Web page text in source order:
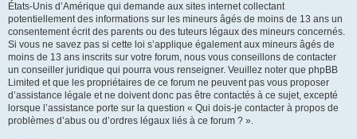
États-Unis d’Amérique qui demande aux sites internet collectant
potentiellement des informations sur les mineurs âgés de moins de 13 ans un
consentement écrit des parents ou des tuteurs légaux des mineurs concernés.
Si vous ne savez pas si cette loi s’applique également aux mineurs âgés de
moins de 13 ans inscrits sur votre forum, nous vous conseillons de contacter
un conseiller juridique qui pourra vous renseigner. Veuillez noter que phpBB
Limited et que les propriétaires de ce forum ne peuvent pas vous proposer
d’assistance légale et ne doivent donc pas être contactés à ce sujet, excepté
lorsque l’assistance porte sur la question « Qui dois-je contacter à propos de
problèmes d’abus ou d’ordres légaux liés à ce forum ? ».